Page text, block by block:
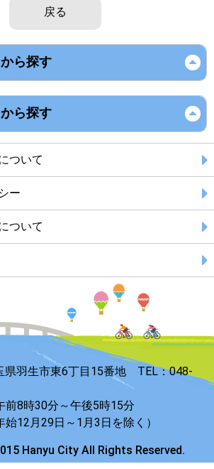
戻る
ら探す
ら探す
ついて
ー
ついて
羽生市東6丁目15番地 TEL：048-
前8時30分～午後5時15分
始12月29日～1月3日を除く）
Hanyu City All Rights Reserved.